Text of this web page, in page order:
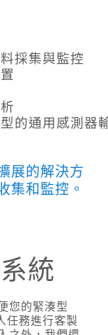
採集與監控
的通用感測器
統
您的緊湊型
任務進行客製